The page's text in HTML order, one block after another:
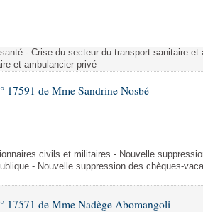
- Crise du secteur du transport sanitaire
et ambulancier privé
17591 de Mme Sandrine Nosbé
civils et militaires - Nouvelle
- Nouvelle suppression des chèques-
17571 de Mme Nadège Abomangoli